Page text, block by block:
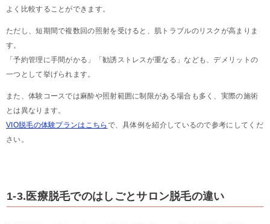
よく比較することができます。
ただし、短期間で複数回の照射を受けると、肌トラブルのリスクが高まりま
す。
「予約管理に手間がかる」「勧誘ストレスが重なる」なども、デメリットの
一つとして挙げられます。
また、体験コースでは麻酔や照射範囲に制限がある場合も多く、実際の施術
とは異なります。
VIO脱毛の体験プランはこちら で、具体例を紹介しているので参考にしてくだ
さい。
1-3.医療脱毛でのはしごとサロン脱毛の違い